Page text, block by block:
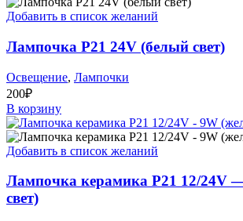
Добавить в список желаний
Лампочка P21 24V (белый свет)
Освещение, Лампочки
200₽
В корзину
Добавить в список желаний
Лампочка керамика P21 12/24V
свет)